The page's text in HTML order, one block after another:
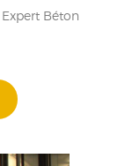
Béton